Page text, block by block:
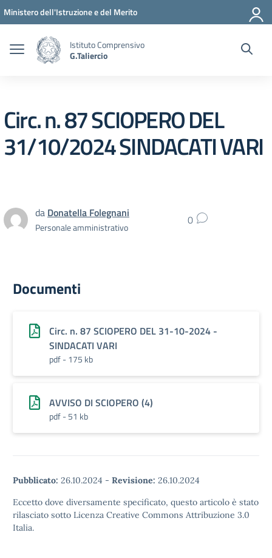
Vai ai contenuti
Vai al menu di navigazione
Vai al footer
Ministero dell'Istruzione e del Merito
Istituto Comprensivo
G.Taliercio
Circ. n. 87 SCIOPERO DEL
31/10/2024 SINDACATI VARI
da Donatella Folegnani
Personale amministrativo 0
Documenti
Circ. n. 87 SCIOPERO DEL 31-10-2024 -
SINDACATI VARI
pdf - 175 kb
AVVISO DI SCIOPERO (4)
pdf - 51 kb
Pubblicato: 26.10.2024 - Revisione: 26.10.2024
Eccetto dove diversamente specificato, questo articolo è stato
rilasciato sotto Licenza Creative Commons Attribuzione 3.0
Italia.